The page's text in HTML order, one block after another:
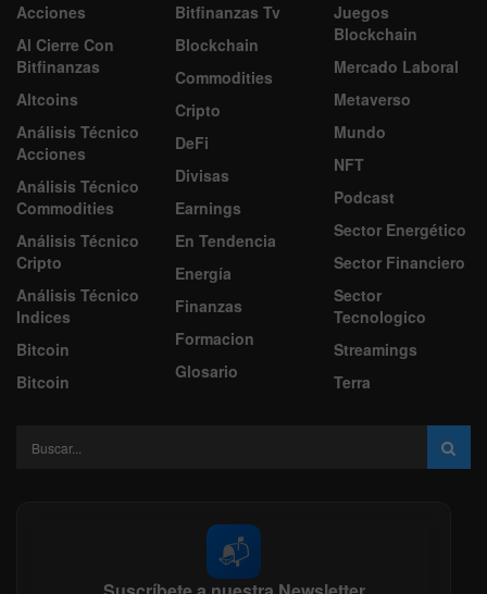
Acciones
Al Cierre Con
Bitfinanzas
Altcoins
Análisis Técnico
Acciones
Análisis Técnico
Commodities
Análisis Técnico
Cripto
Análisis Técnico
Indices
Bitcoin
Bitcoin
Bitfinanzas Tv
Blockchain
Commodities
Cripto
DeFi
Divisas
Earnings
En Tendencia
Energía
Finanzas
Formacion
Glosario
Juegos
Blockchain
Mercado Laboral
Metaverso
Mundo
NFT
Podcast
Sector Energético
Sector Financiero
Sector
Tecnologico
Streamings
Terra
📬